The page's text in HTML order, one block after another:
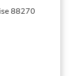
88270